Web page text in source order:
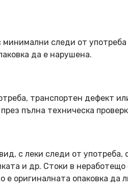
следи от
да е нарушена.
транспортен дефект
пълна техническа
с леки следи от
и др. Стоки в
е оригиналната опаковка